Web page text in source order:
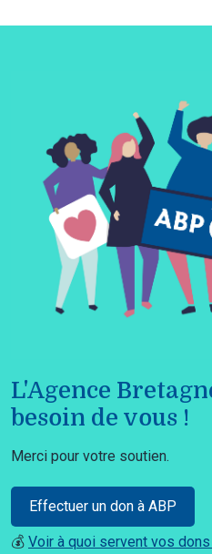
L'Agence
besoin de vous !
Merci pour votre soutien.
Effectuer un don à ABP
💰 Voir à quoi servent vos dons